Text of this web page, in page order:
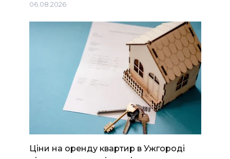
06.08.2026
Ціни на оренду квартир в Ужгороді